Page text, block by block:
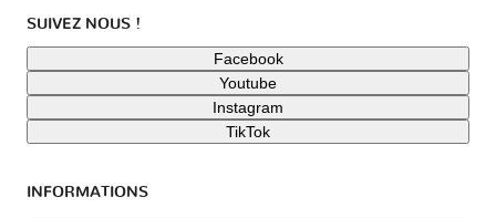
SUIVEZ NOUS !
Facebook
Youtube
Instagram
TikTok
INFORMATIONS